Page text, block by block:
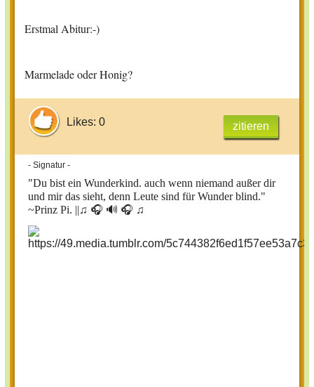
Erstmal Abitur:-)
Marmelade oder Honig?
Likes: 0 zitieren
- Signatur -
"Du bist ein Wunderkind. auch wenn niemand außer dir
und mir das sieht, denn Leute sind für Wunder blind."
~Prinz Pi. ||♫ 🎧 🔊 🎧 ♫